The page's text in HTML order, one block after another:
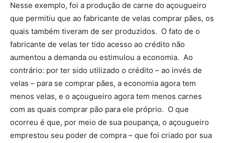
Nesse exemplo, foi a produção de carne do açougueiro
que permitiu que ao fabricante de velas comprar pães, os
quais também tiveram de ser produzidos. O fato de o
fabricante de velas ter tido acesso ao crédito não
aumentou a demanda ou estimulou a economia. Ao
contrário: por ter sido utilizado o crédito – ao invés de
velas – para se comprar pães, a economia agora tem
menos velas, e o açougueiro agora tem menos carnes
com as quais comprar pão para ele próprio. O que
ocorreu é que, por meio de sua poupança, o açougueiro
emprestou seu poder de compra – que foi criado por sua